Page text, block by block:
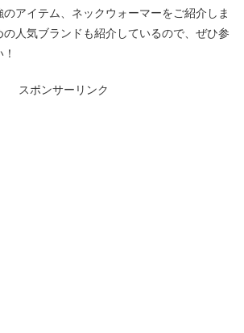
アイテム、ネックウォーマーをご紹介しま
人気ブランドも紹介しているので、ぜひ参
スポンサーリンク